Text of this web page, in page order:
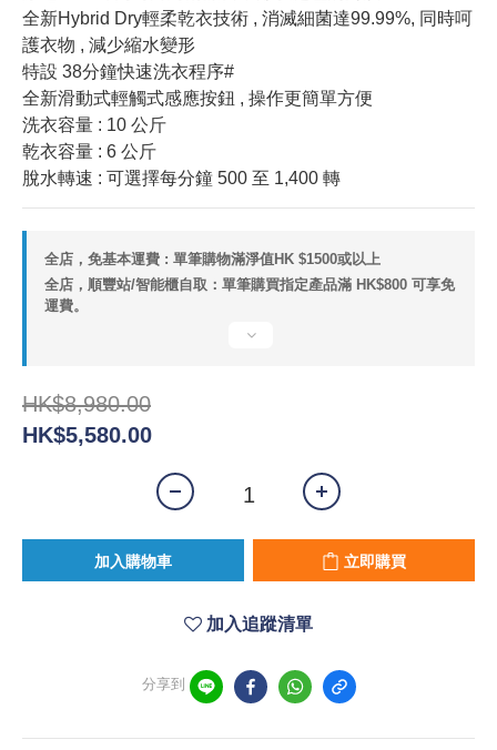
全新Hybrid Dry輕柔乾衣技術 , 消滅細菌達99.99%, 同時呵
護衣物 , 減少縮水變形
特設 38分鐘快速洗衣程序#
全新滑動式輕觸式感應按鈕 , 操作更簡單方便
洗衣容量 : 10 公斤
乾衣容量 : 6 公斤
脫水轉速 : 可選擇每分鐘 500 至 1,400 轉
全店，免基本運費 : 單筆購物滿淨值HK $1500或以上
全店，順豐站/智能櫃自取：單筆購買指定產品滿 HK$800 可享免
運費。
HK$8,980.00
HK$5,580.00
加入購物車 立即購買
加入追蹤清單
分享到